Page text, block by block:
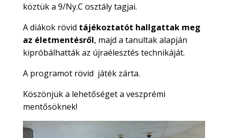
köztük a 9/Ny.C osztály tagjai.
A diákok rövid tájékoztatót hallgattak meg
az életmentésről, majd a tanultak alapján
kipróbálhatták az újraélesztés technikáját.
A programot rövid játék zárta.
Köszönjük a lehetőséget a veszprémi
mentősöknek!